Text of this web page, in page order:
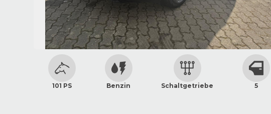
101 PS Benzin Schaltgetriebe 5